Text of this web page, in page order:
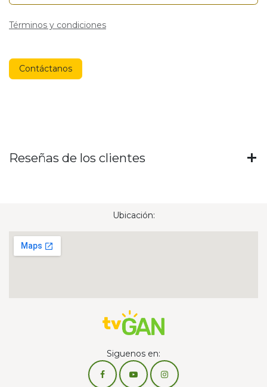
Términos y condiciones
Contáctanos
Reseñas de los clientes
Ubicación:
Siguenos en: